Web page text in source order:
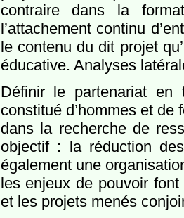
contraire dans la
l’attachement continu
le contenu du dit projet
éducative. Analyses
Définir le partenariat en
constitué d’hommes et de
dans la recherche de
objectif : la réduction
également une
les enjeux de pouvoir
et les projets menés